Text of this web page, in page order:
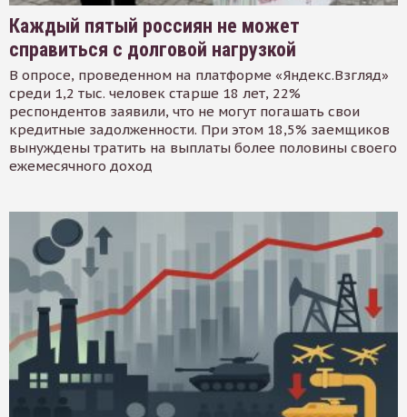
Каждый пятый россиян не может
справиться с долговой нагрузкой
В опросе, проведенном на платформе «Яндекс.Взгляд»
среди 1,2 тыс. человек старше 18 лет, 22%
респондентов заявили, что не могут погашать свои
кредитные задолженности. При этом 18,5% заемщиков
вынуждены тратить на выплаты более половины своего
ежемесячного доход